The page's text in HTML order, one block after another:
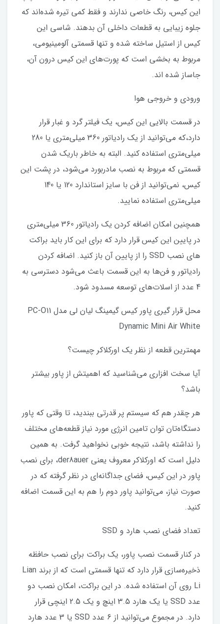
این کیس، رنگ خاصی ندارند و فقط کمی تیره شده‌اند که
جلوه زیبایی به قطعات داخلی آن بدهند. شاسی این
کیس از استیل ساخته شده و تنها قسمتی آلومینیومی،
مربوط به بخشی است که پورت‌های این کیس درون آن،
جاساز شده اند.
ورودی و خروجی هوا
در قسمت بالایی این کیس، یک فیلتر گرد و غبار قرار
دارد،که می‌توانید از یک رادیاتور 360 میلی‌متری یا 280
میلی‌متری استفاده کنید. البته به خاطر باریک شدن
قسمتی که مربوط به نصب مادربورد می‌شود، در پشت این
کیس، نمی‌توانید از فن با سایز استاندارد 120 یا 140
میلی‌متری استفاده نمایید.
همچنین امکان اضافه کردن یک رادیاتور 360 میلی‌متری
در پایین این کیس قرار دارد که برای این کار باید براکت‌
های نصب SSD را از پایین آن باز کنید. اضافه کردن
رادیاتور و فن‌ها به این قسمت باعث می‌شود دسترسی به
4 عدد از اسلات‌های توسعه مسدود شود.
محل قرار گیری پاور کیس گیمینگ لیان لی مدل PC-O11
Dynamic Mini Air White
مهمترین قطعه از نظر یک اورکلاکر چیست؟
آیا سخت افزاری می‌شناسید که اهمیتش از پاور بیشتر
باشد؟
هر چقدر هم که سیستم پر قدرتی ببندید، تا وقتی که پاور
دستگاه‌تان توان تامین انرژی مورد نیاز قطعه‌های مختلف
را نداشته باشد، نتیجه خوبی نخواهید گرفت. به همین
دلیل است که اورکلاکر معروف یعنی der8auer، برای نصب
پاور در این کیس، فضای جداگانه‌ای در نظر گرفته که در
صورت نیاز، می‌توانید پاور دوم را هم به این قسمت اضافه
کنید.
تعداد فضای نصب هارد و SSD
در کنار قسمت نصب پاور، یک براکت برای نصب حافظه
ذخیره‌سازی قرار دارد که تنها قسمتی است که از برند Lian
Li روی آن استفاده شده. در این براکت، امکان نصب دو
عدد SSD یا یک هارد 3.5 اینچ و یک 2.5 اینچی قرار
دارد. در مجموع می‌توانید از 6 عدد SSD یا 3 عدد هارد